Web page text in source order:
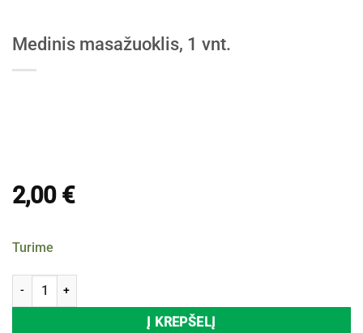
Medinis masažuoklis, 1 vnt.
2,00 €
Turime
produkto kiekis: Medinis masažuoklis, 1 vnt.
Į KREPŠELĮ